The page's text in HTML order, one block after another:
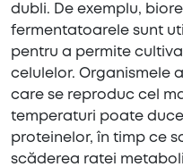
dubli. De exemplu,
fermentatoarele sunt
pentru a permite
celulelor. Organismele
care se reproduc cel
temperaturi poate
proteinelor, în timp ce
scăderea ratei